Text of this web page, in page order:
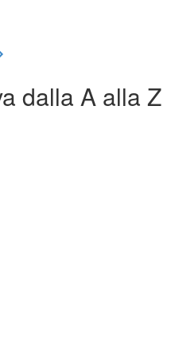
dalla A alla Z